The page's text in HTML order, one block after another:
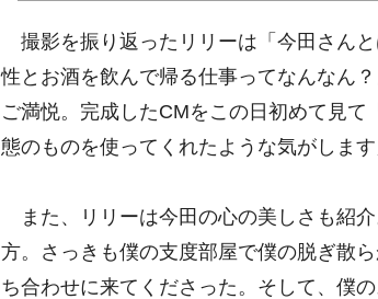
撮影を振り返ったリリーは「今田さん
性とお酒を飲んで帰る仕事ってなんなん
ご満悦。完成したCMをこの日初めて見
態のものを使ってくれたような気がします
また、リリーは今田の心の美しさも紹
方。さっきも僕の支度部屋で僕の脱ぎ散
ち合わせに来てくださった。そして、僕